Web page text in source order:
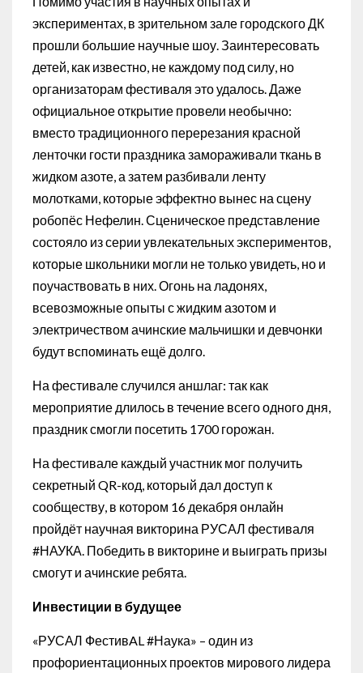
экспериментах, в зрительном зале городского ДК
прошли большие научные шоу. Заинтересовать
детей, как известно, не каждому под силу, но
организаторам фестиваля это удалось. Даже
официальное открытие провели необычно:
вместо традиционного перерезания красной
ленточки гости праздника замораживали ткань в
жидком азоте, а затем разбивали ленту
молотками, которые эффектно вынес на сцену
робопёс Нефелин. Сценическое представление
состояло из серии увлекательных экспериментов,
которые школьники могли не только увидеть, но и
поучаствовать в них. Огонь на ладонях,
всевозможные опыты с жидким азотом и
электричеством ачинские мальчишки и девчонки
будут вспоминать ещё долго.
На фестивале случился аншлаг: так как
мероприятие длилось в течение всего одного дня,
праздник смогли посетить 1700 горожан.
На фестивале каждый участник мог получить
секретный QR-код, который дал доступ к
сообществу, в котором 16 декабря онлайн
пройдёт научная викторина РУСАЛ фестиваля
#НАУКА. Победить в викторине и выиграть призы
смогут и ачинские ребята.
Инвестиции в будущее
«РУСАЛ ФестивAL #Наука» – один из
профориентационных проектов мирового лидера